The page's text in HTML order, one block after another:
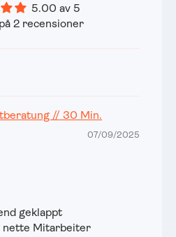
5.00 av 5
2 recensioner
// 30 Min.
07/09/2025
geklappt
nette Mitarbeiter